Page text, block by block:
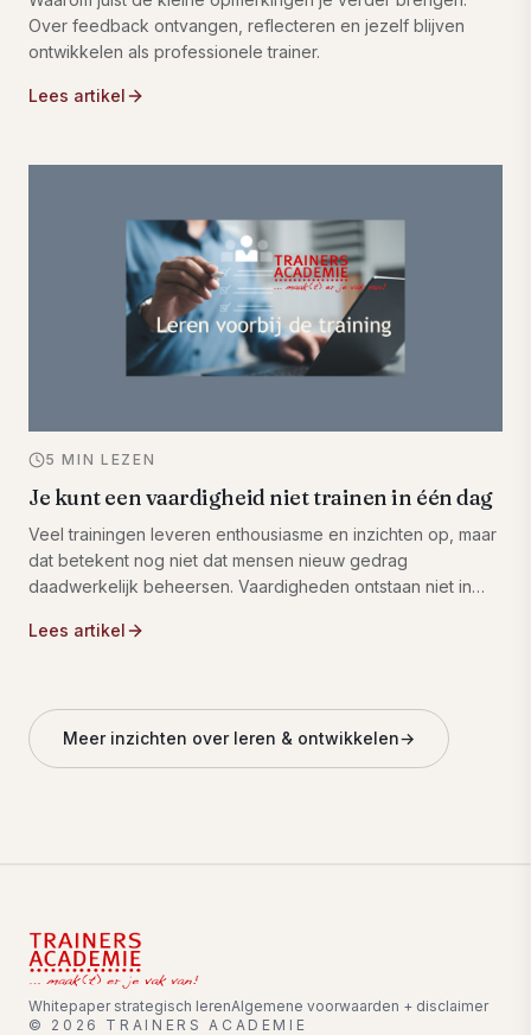
Over feedback ontvangen, reflecteren en jezelf blijven
ontwikkelen als professionele trainer.
Lees artikel
5 MIN LEZEN
Je kunt een vaardigheid niet trainen in één dag
Veel trainingen leveren enthousiasme en inzichten op, maar
dat betekent nog niet dat mensen nieuw gedrag
daadwerkelijk beheersen. Vaardigheden ontstaan niet in
internalisering in de praktijk.
Lees artikel
Meer inzichten over leren & ontwikkelen→
Whitepaper strategisch lerenAlgemene voorwaarden + disclaimer
© 2026 TRAINERS ACADEMIE